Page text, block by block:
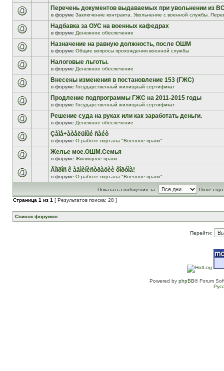
Перечень документов выдаваемых при увольнении из
в форуме Заключение контракта. Увольнение с военной службы.
Надбавка за ОУС на военных кафедрах
в форуме Денежное обеспечение
Назначение на равную должность, после ОШМ
в форуме Общие вопросы прохождения военной службы
Налоговые льготы.
в форуме Денежное обеспечение
Внесены изменения в постановление 153 (ГЖС)
в форуме Государственный жилищный сертификат
Продление подпрограммы ГЖС на 2011-2015 годы
в форуме Государственный жилищный сертификат
Решение суда на руках или как заработать деньги.
в форуме Денежное обеспечение
Çàìå÷àòåëüíûé ñàéò
в форуме О работе портала "Военное право"
Желье мое.ОШМ.Семья
в форуме Жилищное право
Âîïðîñ ê àäìèíèñòðàöèè ôîðóìà!
в форуме О работе портала "Военное право"
Показать сообщения за:
Поле
Страница 1 из 1 [ Результатов поиска: 28 ]
Список форумов
Перейти:
Powered by phpBB® Forum